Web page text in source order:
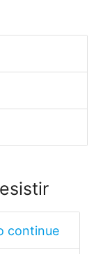
continue